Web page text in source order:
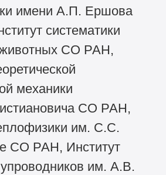
имени А.П. Ершова
систематики
животных СО РАН,
механики
СО РАН,
им. С.С.
СО РАН, Институт
им. А.В.